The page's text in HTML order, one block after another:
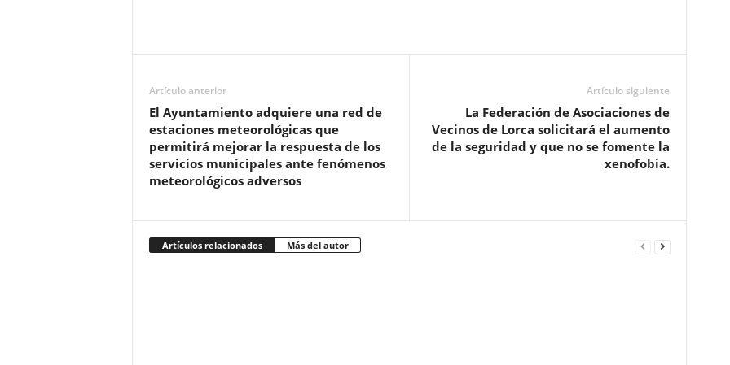
Artículo anterior
El Ayuntamiento adquiere una red de
estaciones meteorológicas que
permitirá mejorar la respuesta de los
servicios municipales ante fenómenos
meteorológicos adversos
Artículo siguiente
La Federación de Asociaciones de
Vecinos de Lorca solicitará el aumento
de la seguridad y que no se fomente la
xenofobia.
Artículos relacionados Más del autor